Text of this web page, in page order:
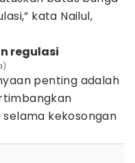
kata Nailul,
regulasi
penting adalah
kekosongan